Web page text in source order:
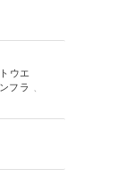
ウエ
フラ